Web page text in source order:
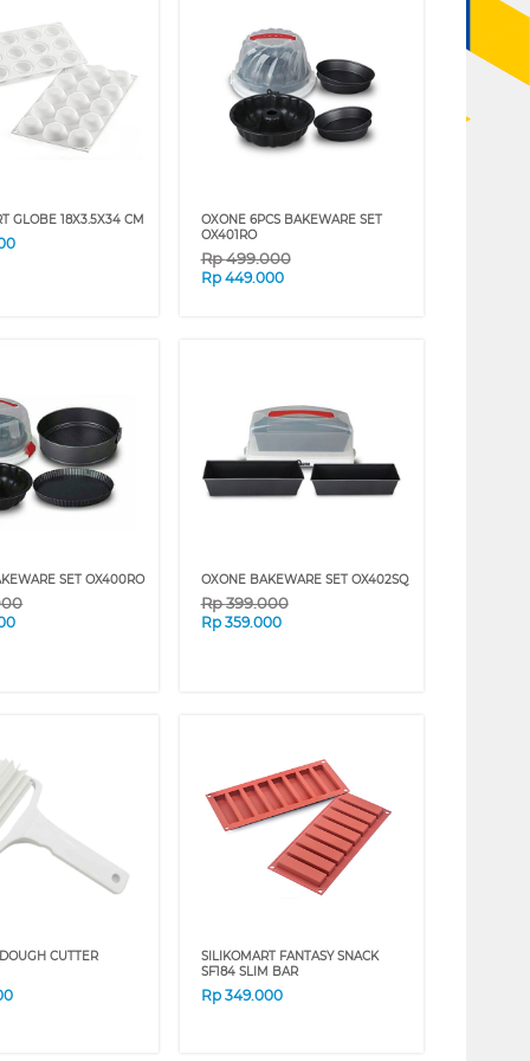
GLOBE 18X3.5X34 CM
OXONE 6PCS BAKEWARE SET
OX401RO
Rp499.000
Rp 449.000
SET OX400RO OXONE BAKEWARE SET OX402SQ
Rp399.000
Rp 359.000
CUTTER
SILIKOMART FANTASY SNACK
SF184 SLIM BAR
Rp 349.000